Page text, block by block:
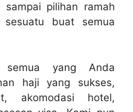
pilihan ramah
sesuatu buat semua
yang Anda
haji yang sukses,
akomodasi hotel,